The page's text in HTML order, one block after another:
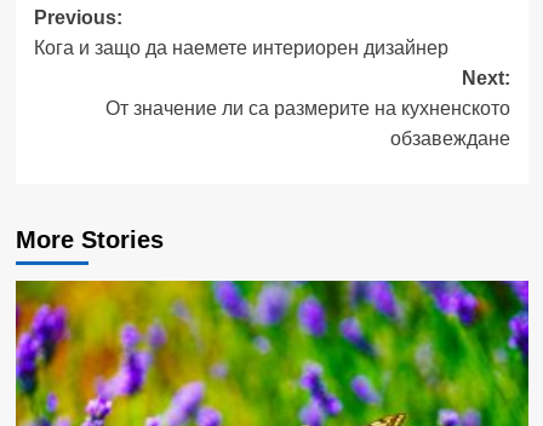
Post
navigation
Previous:
Кога и защо да наемете интериорен дизайнер
Next:
От значение ли са размерите на кухненското
обзавеждане
More Stories